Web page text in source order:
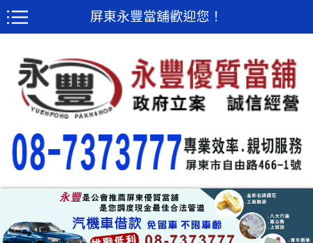
屏東永豐當舖歡迎您！